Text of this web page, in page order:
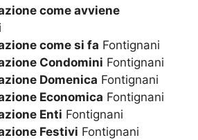
come avviene
come si fa Fontignani
Condomini Fontignani
Domenica Fontignani
Economica Fontignani
Enti Fontignani
Festivi Fontignani